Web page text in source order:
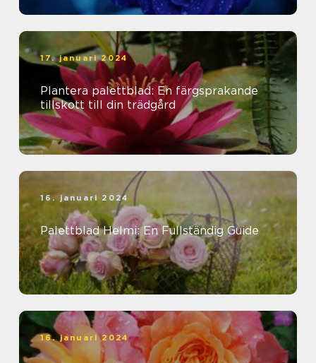
17. januari 2024
Plantera palettblad: En färgsprakande
tillskott till din trädgård
16. januari 2024
Palettblad Helmi: En Fullständig Guide
16. januari 2024